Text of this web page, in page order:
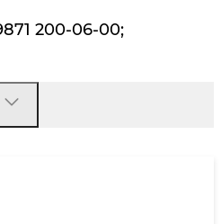
200-06-00;